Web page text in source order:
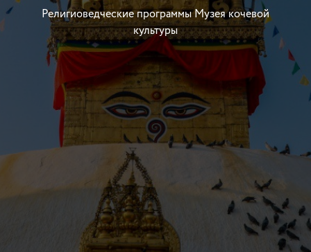
Религиоведческие программы Музея кочевой
культуры